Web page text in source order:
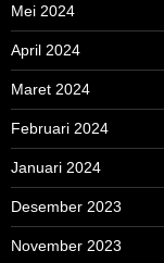
Mei 2024
April 2024
Maret 2024
Februari 2024
Januari 2024
Desember 2023
November 2023